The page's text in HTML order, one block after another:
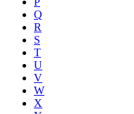
Q
R
S
T
U
V
W
X